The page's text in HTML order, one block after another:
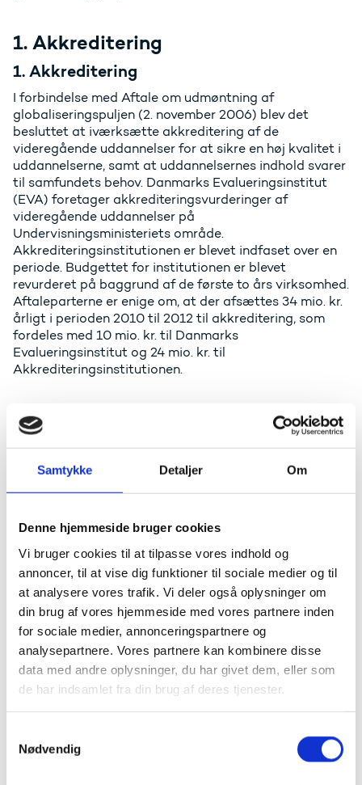
Samtykke Detaljer Om
Denne hjemmeside bruger cookies
Vi bruger cookies til at tilpasse vores indhold og
annoncer, til at vise dig funktioner til sociale medier og til
at analysere vores trafik. Vi deler også oplysninger om
din brug af vores hjemmeside med vores partnere inden
for sociale medier, annonceringspartnere og
analysepartnere. Vores partnere kan kombinere disse
data med andre oplysninger, du har givet dem, eller som
de har indsamlet fra din brug af deres tjenester.
Nødvendig
1. Akkreditering
1. Akkreditering
I forbindelse med Aftale om udmøntning af
globaliseringspuljen (2. november 2006) blev det
besluttet at iværksætte akkreditering af de
videregående uddannelser for at sikre en høj kvalitet i
uddannelserne, samt at uddannelsernes indhold svarer
til samfundets behov. Danmarks Evalueringsinstitut
(EVA) foretager akkrediteringsvurderinger af
videregående uddannelser på
Undervisningsministeriets område.
Akkrediteringsinstitutionen er blevet indfaset over en
periode. Budgettet for institutionen er blevet
revurderet på baggrund af de første to års virksomhed.
Aftaleparterne er enige om, at der afsættes 34 mio. kr.
årligt i perioden 2010 til 2012 til akkreditering, som
fordeles med 10 mio. kr. til Danmarks
Evalueringsinstitut og 24 mio. kr. til
Akkrediteringsinstitutionen.
2. Styrkelse af kvaliteten på de
lange videregående uddannelser
2.1 Videreførelse og styrkelse af
eliteuddannelser
studerende muligheden for at udvikle sig på højeste
internationale niveau er aftaleparterne enige om en
videreførelse og styrkelse af initiativet vedrørende
eliteuddannelser.
3. Styrket internationalisering
3.1. Videreførelse og administration af
udlandsstipendieordningen
Aftaleparterne er enige om at afsætte 10 mio. kr. årligt
som giver unge mulighed for at tage studieophold af